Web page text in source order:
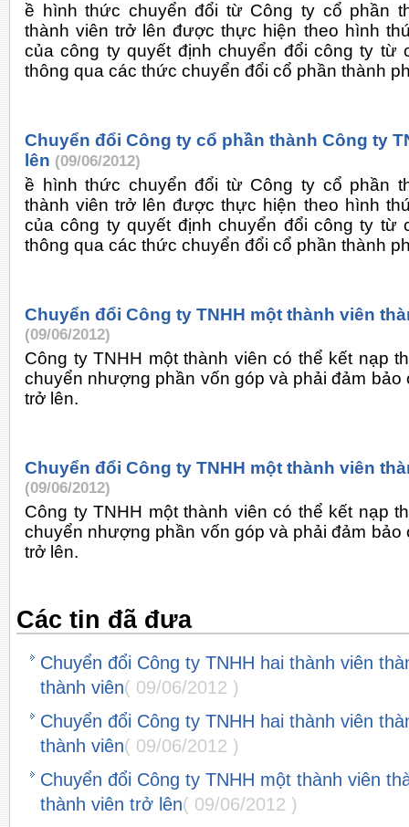
ề hình thức chuyển đổi từ Công ty cổ phần
thành viên trở lên được thực hiện theo hình
của công ty quyết định chuyển đổi công ty từ
thông qua các thức chuyển đổi cổ phần thành
Chuyển đổi Công ty cổ phần thành Công ty
lên (09/06/2012)
ề hình thức chuyển đổi từ Công ty cổ phần
thành viên trở lên được thực hiện theo hình
của công ty quyết định chuyển đổi công ty từ
thông qua các thức chuyển đổi cổ phần thành
Chuyển đổi Công ty TNHH một thành viên
(09/06/2012)
Công ty TNHH một thành viên có thể kết nạp
chuyển nhượng phần vốn góp và phải đảm bảo
trở lên.
Chuyển đổi Công ty TNHH một thành viên
(09/06/2012)
Công ty TNHH một thành viên có thể kết nạp
chuyển nhượng phần vốn góp và phải đảm bảo
trở lên.
Các tin đã đưa
Chuyển đổi Công ty TNHH hai thành viên
thành viên( 09/06/2012 )
Chuyển đổi Công ty TNHH hai thành viên
thành viên( 09/06/2012 )
Chuyển đổi Công ty TNHH một thành viên
thành viên trở lên( 09/06/2012 )